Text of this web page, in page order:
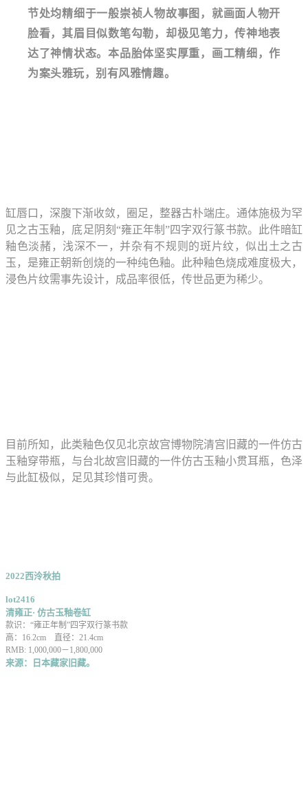
节处均精细于一般崇祯人物故事图，就画面人物开
脸看，其眉目似数笔勾勒，却极见笔力，传神地表
达了神情状态。本品胎体坚实厚重，画工精细，作
为案头雅玩，别有风雅情趣。
缸唇口，深腹下渐收敛，圈足，整器古朴端庄。通体施极为罕
见之古玉釉，底足阴刻“雍正年制”四字双行篆书款。此件暗缸
釉色淡赭，浅深不一，并杂有不规则的斑片纹，似出土之古
玉，是雍正朝新创烧的一种纯色釉。此种釉色烧成难度极大，
浸色片纹需事先设计，成品率很低，传世品更为稀少。
目前所知，此类釉色仅见北京故宫博物院清宫旧藏的一件仿古
玉釉穿带瓶，与台北故宫旧藏的一件仿古玉釉小贯耳瓶，色泽
与此缸极似，足见其珍惜可贵。
2022西泠秋拍
lot2416
清雍正· 仿古玉釉卷缸
款识：“雍正年制”四字双行篆书款
高：16.2cm 直径：21.4cm
RMB: 1,000,000－1,800,000
来源：日本藏家旧藏。